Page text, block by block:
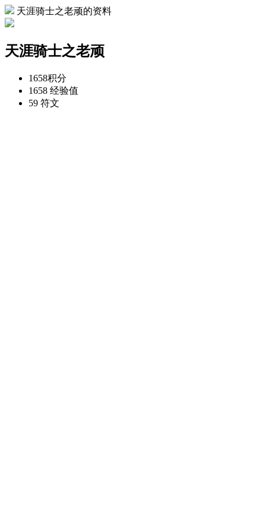
天涯骑士之老顽的资料
天涯骑士之老顽
1658积分
1658 经验值
59 符文